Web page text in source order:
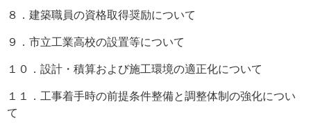
８．建築職員の資格取得奨励について
９．市立工業高校の設置等について
１０．設計・積算および施工環境の適正化について
１１．工事着手時の前提条件整備と調整体制の強化につい
て